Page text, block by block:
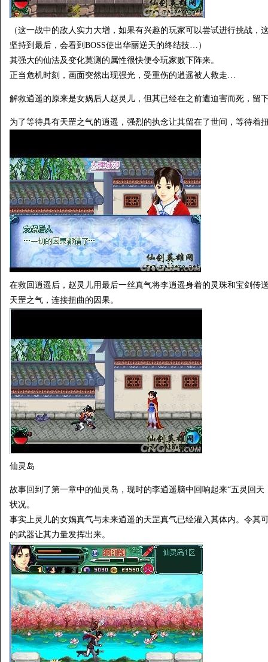
（这一战中的敌人实力大增，如果有兴趣的玩家可以尝试进行挑战，
坚持到最后，会看到BOSS使出华丽逆天的终结技…）
其强大的仙法及变化莫测的属性很快便令玩家败下阵来。
正当危机时刻，画面突然出现强光，受重伤的逍遥被人救走…
解救逍遥的原来是女娲后人赵灵儿，但其已经在之前遭迫害而死，留
为了等待具有天罡之气的逍遥，强烈的执念让其留在了世间，等待着
在救回逍遥后，赵灵儿用最后一丝真气将李逍遥身着的灵珠和宝剑传
天罡之气，连接扭曲的因果。
仙灵岛
故事回到了第一章中的仙灵岛，现时的李逍遥脑中回响起来“五灵回
状况。
事实上灵儿的女娲真气与未来逍遥的天罡真气已经灌入其体内。令其
的武器让其力量发挥出来。